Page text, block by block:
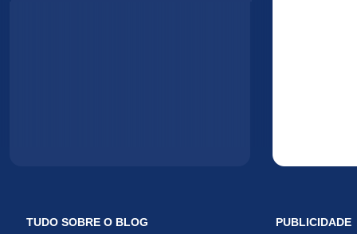
TUDO SOBRE O BLOG PUBLICIDADE